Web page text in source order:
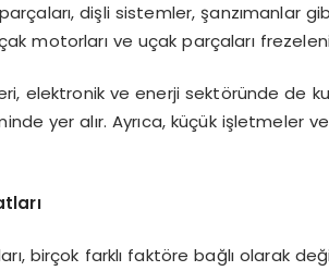
dişli sistemler, şanzımanlar
motorları ve uçak parçaları
elektronik ve enerji sektöründe de
yer alır. Ayrıca, küçük işletmeler
birçok farklı faktöre bağlı olarak